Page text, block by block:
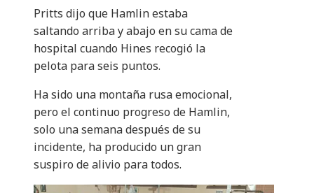
Pritts dijo que Hamlin estaba
saltando arriba y abajo en su cama de
hospital cuando Hines recogió la
pelota para seis puntos.
Ha sido una montaña rusa emocional,
pero el continuo progreso de Hamlin,
solo una semana después de su
incidente, ha producido un gran
suspiro de alivio para todos.